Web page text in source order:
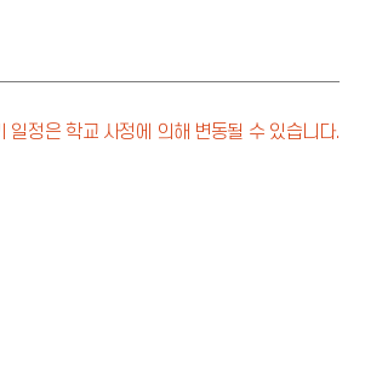
일정은 학교 사정에 의해 변동될 수 있습니다.